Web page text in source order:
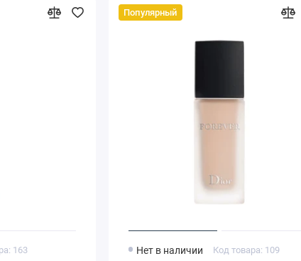
163
Популярный
Нет в наличии Код товара: 109